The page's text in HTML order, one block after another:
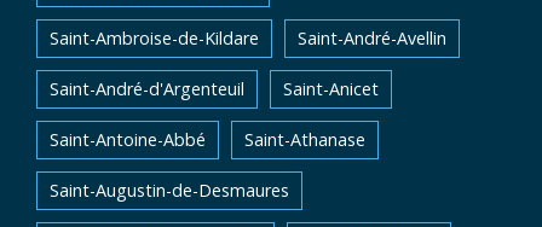
Saint-Ambroise-de-Kildare Saint-André-Avellin
Saint-André-d'Argenteuil Saint-Anicet
Saint-Antoine-Abbé Saint-Athanase
Saint-Augustin-de-Desmaures